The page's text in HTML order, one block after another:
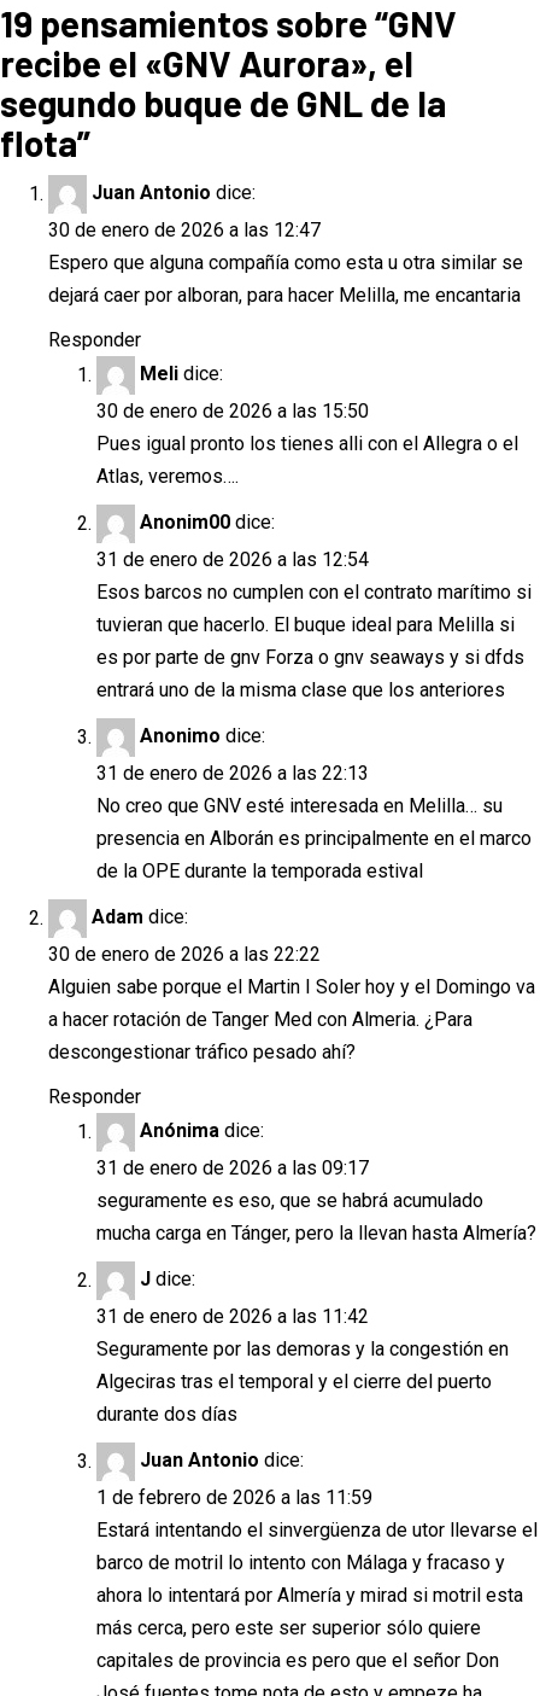
19 pensamientos sobre “GNV
recibe el «GNV Aurora», el
segundo buque de GNL de la
flota”
Juan Antonio dice:
30 de enero de 2026 a las 12:47
Espero que alguna compañía como esta u otra similar se
dejará caer por alboran, para hacer Melilla, me encantaria
Responder
Meli dice:
30 de enero de 2026 a las 15:50
Pues igual pronto los tienes alli con el Allegra o el
Atlas, veremos….
Anonim00 dice:
31 de enero de 2026 a las 12:54
Esos barcos no cumplen con el contrato marítimo si
tuvieran que hacerlo. El buque ideal para Melilla si
es por parte de gnv Forza o gnv seaways y si dfds
entrará uno de la misma clase que los anteriores
Anonimo dice:
31 de enero de 2026 a las 22:13
No creo que GNV esté interesada en Melilla… su
presencia en Alborán es principalmente en el marco
de la OPE durante la temporada estival
Adam dice:
30 de enero de 2026 a las 22:22
Alguien sabe porque el Martin I Soler hoy y el Domingo va
a hacer rotación de Tanger Med con Almeria. ¿Para
descongestionar tráfico pesado ahí?
Responder
Anónima dice:
31 de enero de 2026 a las 09:17
seguramente es eso, que se habrá acumulado
mucha carga en Tánger, pero la llevan hasta Almería?
J dice:
31 de enero de 2026 a las 11:42
Seguramente por las demoras y la congestión en
Algeciras tras el temporal y el cierre del puerto
durante dos días
Juan Antonio dice:
1 de febrero de 2026 a las 11:59
Estará intentando el sinvergüenza de utor llevarse el
barco de motril lo intento con Málaga y fracaso y
ahora lo intentará por Almería y mirad si motril esta
más cerca, pero este ser superior sólo quiere
capitales de provincia es pero que el señor Don